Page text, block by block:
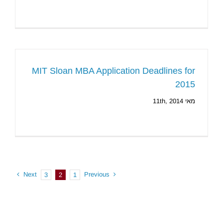
MIT Sloan MBA Application Deadlines for
2015
מאי 11th, 2014
Previous
1
2
3
Next